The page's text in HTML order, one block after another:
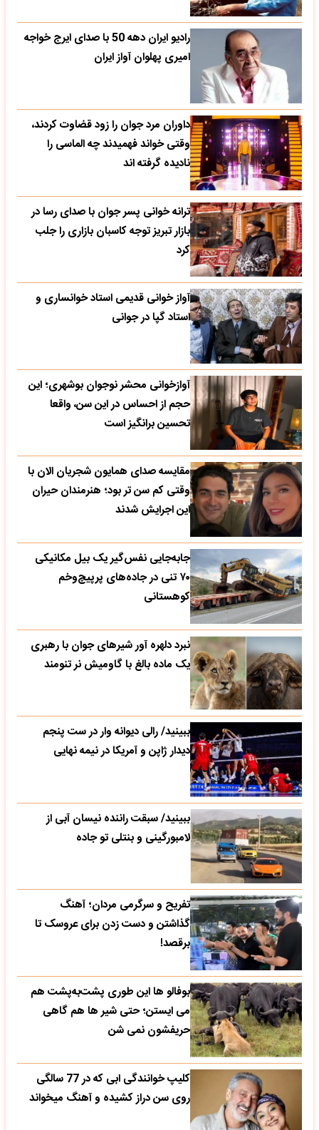
رادیو ایران دهه 50 با صدای ایرج خواجه
امیری پهلوان آواز ایران
داوران مرد جوان را زود قضاوت کردند،
وقتی خواند فهمیدند چه الماسی را
نادیده گرفته اند
ترانه خوانی پسر جوان با صدای رسا در
بازار تبریز توجه کاسبان بازاری را جلب
کرد
آواز خوانی قدیمی استاد خوانساری و
استاد گپا در جوانی
آوازخوانی محشر نوجوان بوشهری؛ این
حجم از احساس در این سن، واقعا
تحسین‌ برانگیز است
مقایسه صدای همایون شجریان الان با
وقتی کم سن تر بود؛ هنرمندان حیران
این اجرایش شدند
جابه‌جایی نفس‌گیر یک بیل مکانیکی
۷۰ تنی در جاده‌های پرپیچ‌وخم
کوهستانی
نبرد دلهره آور شیرهای جوان با رهبری
یک ماده بالغ با گاومیش نر تنومند
ببینید/ رالی دیوانه وار در ست پنجم
دیدار ژاپن و آمریکا در نیمه نهایی
ببینید/ سبقت راننده نیسان آبی از
لامبورگینی و بنتلی تو جاده
تفریح و سرگرمی مردان؛ آهنگ
گذاشتن و دست زدن برای عروسک تا
برقصد!
بوفالو ها این‌ طوری پشت‌به‌پشت هم
می‌ ایستن؛ حتی شیر ها هم گاهی
حریفشون نمی‌ شن
کلیپ خوانندگی ابی که در 77 سالگی
روی سن دراز کشیده و آهنگ میخواند